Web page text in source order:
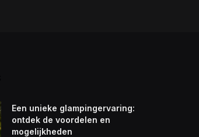
Een unieke glampingervaring:
ontdek de voordelen en
mogelijkheden